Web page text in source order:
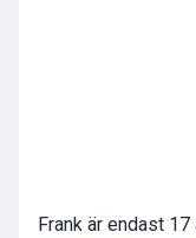
Frank är endast